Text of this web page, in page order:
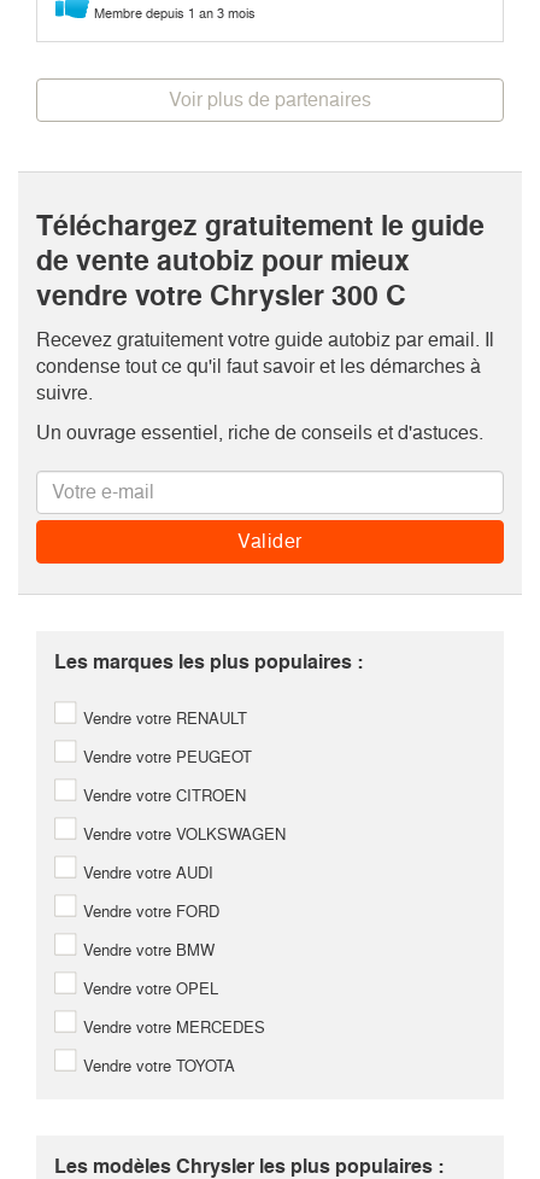
Membre depuis 1 an 3 mois
Voir plus de partenaires
Téléchargez gratuitement le guide
de vente autobiz pour mieux
vendre votre Chrysler 300 C
Recevez gratuitement votre guide autobiz par email. Il
condense tout ce qu'il faut savoir et les démarches à
suivre.
Un ouvrage essentiel, riche de conseils et d'astuces.
Les marques les plus populaires :
Vendre votre RENAULT
Vendre votre PEUGEOT
Vendre votre CITROEN
Vendre votre VOLKSWAGEN
Vendre votre AUDI
Vendre votre FORD
Vendre votre BMW
Vendre votre OPEL
Vendre votre MERCEDES
Vendre votre TOYOTA
Les modèles Chrysler les plus populaires :